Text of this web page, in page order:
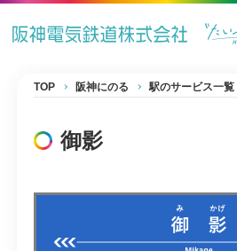
TOP 阪神にのる 駅のサービス一覧
御影